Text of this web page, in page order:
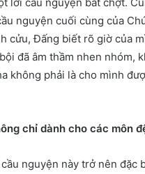
nguyện cuối cùng của
cửu, Đấng biết rõ giờ của
đã âm thầm nhen nhóm,
không phải là cho mình
chỉ dành cho các môn
nguyện này trở nên đặc